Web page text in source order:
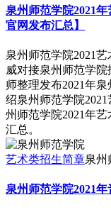
泉州师范学院2021
官网发布汇总】
泉州师范学院2021
威对接泉州师范学
师整理发布2021年
绍泉州师范学院
州师范学院2021年
汇总。
艺术类招生简章泉州
泉州师范学院2021